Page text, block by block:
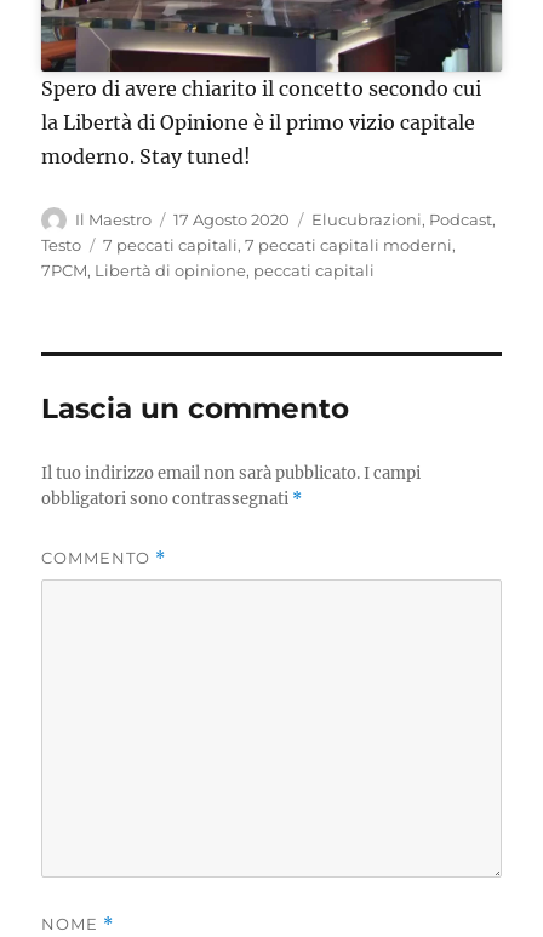
Spero di avere chiarito il concetto secondo cui
la Libertà di Opinione è il primo vizio capitale
moderno. Stay tuned!
Author
Il Maestro
Posted
on
17 Agosto 2020 Categories
Elucubrazioni, Podcast,
Testo
Tags
7 peccati capitali,7 peccati capitali moderni,
7PCM, Libertà di opinione, peccati capitali
Lascia un commento
Il tuo indirizzo email non sarà pubblicato. I campi
obbligatori sono contrassegnati *
COMMENTO *
NOME *